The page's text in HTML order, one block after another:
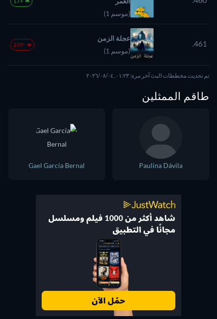
(موسم 1)
461.
عجلة الزمن
(موسم 1)
-239
تم تحديث مخططات البث آخر مرة: ٠١:٢٣, ٠٤‏/٠٨‏/٢٠٢٦
طاقم الممثلين
Paulina Dávila
Gael García Bernal